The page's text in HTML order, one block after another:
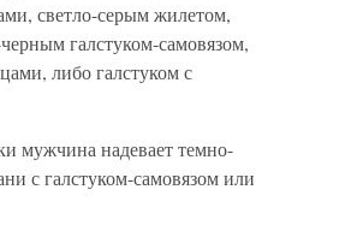
светло-серым жилетом,
галстуком-самовязом,
либо галстуком с
мужчина надевает темно-
с галстуком-самовязом или